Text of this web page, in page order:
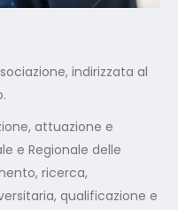
indirizzata al
attuazione e
e Regionale delle
ricerca,
qualificazione e